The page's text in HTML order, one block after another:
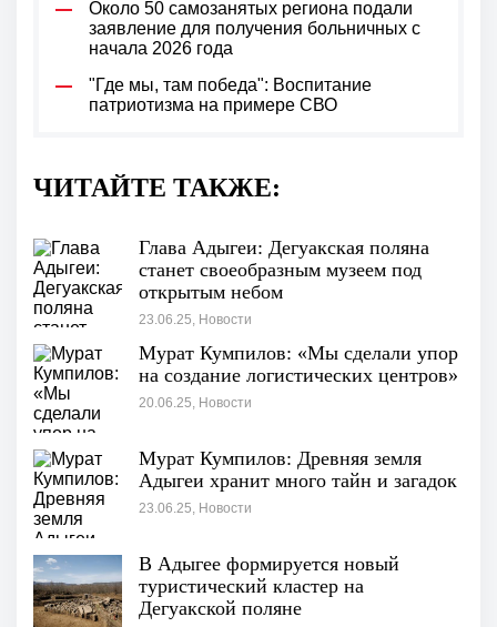
Около 50 самозанятых региона подали
заявление для получения больничных с
начала 2026 года
"Где мы, там победа": Воспитание
патриотизма на примере СВО
ЧИТАЙТЕ ТАКЖЕ:
Глава Адыгеи: Дегуакская поляна
станет своеобразным музеем под
открытым небом
23.06.25, Новости
Мурат Кумпилов: «Мы сделали упор
на создание логистических центров»
20.06.25, Новости
Мурат Кумпилов: Древняя земля
Адыгеи хранит много тайн и загадок
23.06.25, Новости
В Адыгее формируется новый
туристический кластер на
Дегуакской поляне